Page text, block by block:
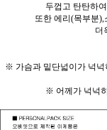
두껍고 탄탄하
또한 에리(목부분
더
※ 가슴과 밑단넓이가 넉넉
※ 어께가 넉넉